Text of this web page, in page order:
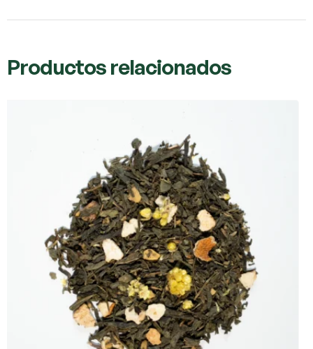
Productos relacionados